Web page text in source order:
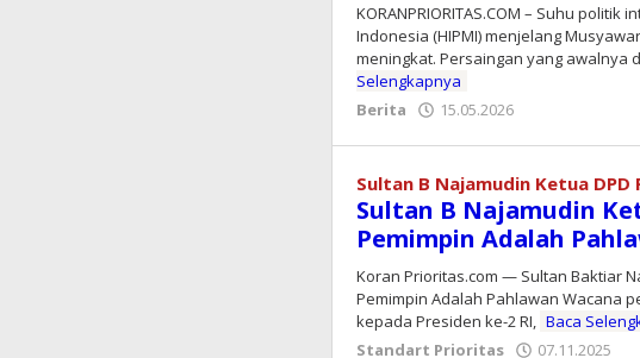
KORANPRIORITAS.COM – Suhu
Indonesia (HIPMI) menjelang
meningkat. Persaingan yang awalnya
Selengkapnya
Berita
15.05.2026
Sultan B Najamudin Ketua DPD
Sultan B Najamudin
Pemimpin Adalah
Koran Prioritas.com — Sultan Baktiar
Pemimpin Adalah Pahlawan Wacana
kepada Presiden ke-2 RI, Baca
Standart Prioritas
07.11.2025